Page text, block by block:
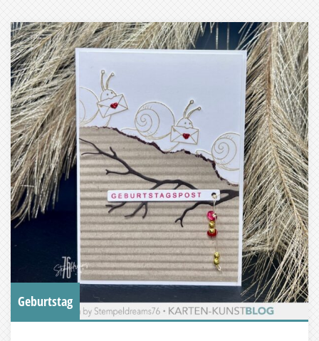
Geburtstag